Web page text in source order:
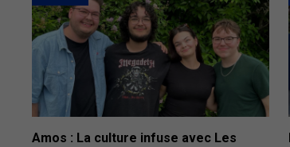
Amos : La culture infuse avec Les